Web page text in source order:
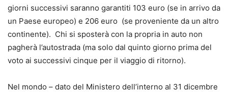
giorni successivi saranno garantiti 103 euro (se in arrivo da
un Paese europeo) e 206 euro (se proveniente da un altro
continente). Chi si sposterà con la propria in auto non
pagherà l’autostrada (ma solo dal quinto giorno prima del
voto ai successivi cinque per il viaggio di ritorno).
Nel mondo – dato del Ministero dell’interno al 31 dicembre